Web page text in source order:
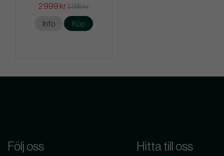
2 999 kr3 599 kr
Info Köp
Följ oss Hitta till oss